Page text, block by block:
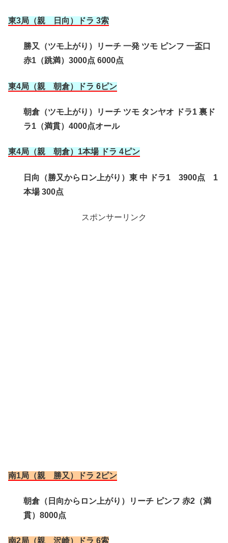
東3局（親 日向）ドラ 3索
勝又（ツモ上がり）リーチ 一発 ツモ ピンフ 一盃口
赤1（跳満）3000点 6000点
東4局（親 朝倉）ドラ 6ピン
朝倉（ツモ上がり）リーチ ツモ タンヤオ ドラ1 裏ド
ラ1（満貫）4000点オール
東4局（親 朝倉）1本場 ドラ 4ピン
日向（勝又からロン上がり）東 中 ドラ1 3900点 1
本場 300点
スポンサーリンク
南1局（親 勝又）ドラ 2ピン
朝倉（日向からロン上がり）リーチ ピンフ 赤2（満
貫）8000点
南2局（親 沢崎）ドラ 6索